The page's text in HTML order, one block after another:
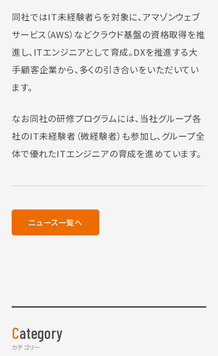
同社ではIT未経験者らを対象に、アマゾンウェブ
サービス（AWS）などクラウド基盤の資格取得を推
進し、ITエンジニアとして育成。DXを推進する大
手顧客企業から、多くの引き合いをいただいてい
ます。
なお同社の研修プログラムには、当社グループ各
社のIT未経験者（微経験者）も参加し、グループ全
体で優れたITエンジニアの育成を進めています。
ニュース一覧へ
Category
カテゴリー